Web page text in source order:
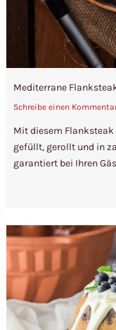
Mediterrane
Schreibe einen
Mit diesem
gefüllt, gerollt und in
garantiert bei Ihren